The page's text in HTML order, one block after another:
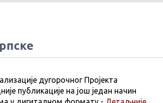
дугорочног Пројекта
публикације на још један начин